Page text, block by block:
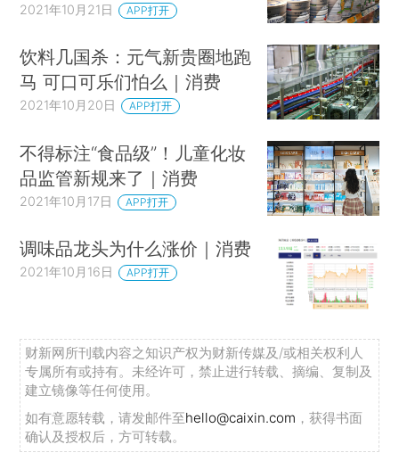
2021年10月21日 APP打开
饮料几国杀：元气新贵圈地跑
马 可口可乐们怕么｜消费
2021年10月20日 APP打开
不得标注“食品级”！儿童化妆
品监管新规来了｜消费
2021年10月17日 APP打开
调味品龙头为什么涨价｜消费
2021年10月16日 APP打开
财新网所刊载内容之知识产权为财新传媒及/或相关权利人
专属所有或持有。未经许可，禁止进行转载、摘编、复制及
建立镜像等任何使用。
如有意愿转载，请发邮件至hello@caixin.com ，获得书面
确认及授权后，方可转载。